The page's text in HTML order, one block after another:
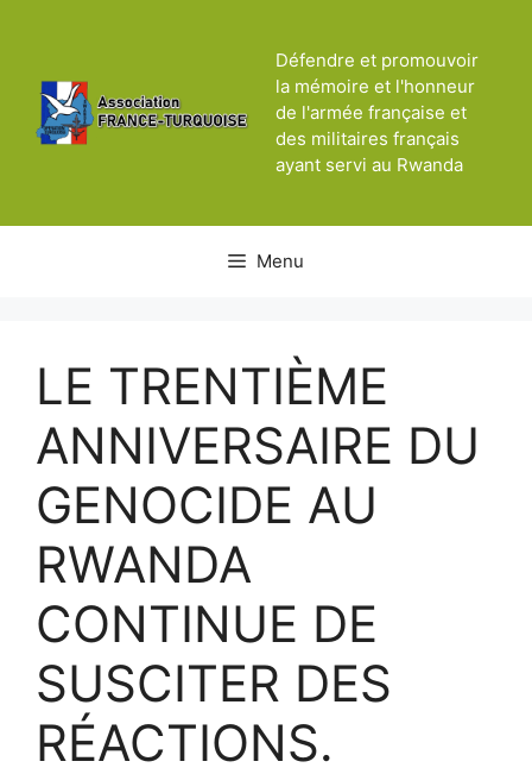
Défendre et promouvoir
la mémoire et l'honneur
de l'armée française et
des militaires français
ayant servi au Rwanda
Menu
LE TRENTIÈME
ANNIVERSAIRE DU
GENOCIDE AU
RWANDA
CONTINUE DE
SUSCITER DES
RÉACTIONS.